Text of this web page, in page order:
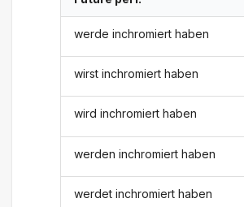
werde inchromiert haben
wirst inchromiert haben
wird inchromiert haben
werden inchromiert haben
werdet inchromiert haben